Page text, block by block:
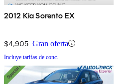
2012 Kia Sorento EX
$4,905 Gran oferta
Incluye tarifas de conc.